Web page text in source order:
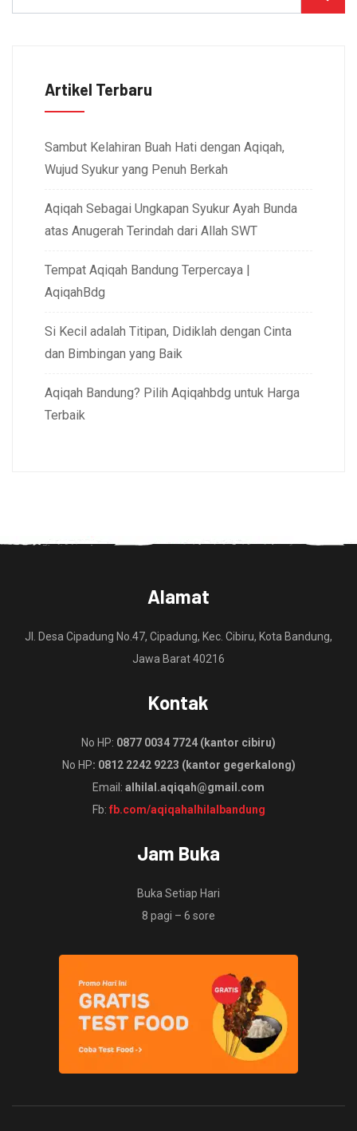
Artikel Terbaru
Sambut Kelahiran Buah Hati dengan Aqiqah,
Wujud Syukur yang Penuh Berkah
Aqiqah Sebagai Ungkapan Syukur Ayah Bunda
atas Anugerah Terindah dari Allah SWT
Tempat Aqiqah Bandung Terpercaya |
AqiqahBdg
Si Kecil adalah Titipan, Didiklah dengan Cinta
dan Bimbingan yang Baik
Aqiqah Bandung? Pilih Aqiqahbdg untuk Harga
Terbaik
Alamat
Jl. Desa Cipadung No.47, Cipadung, Kec. Cibiru, Kota Bandung,
Jawa Barat 40216
Kontak
No HP: 0877 0034 7724 (kantor cibiru)
No HP: 0812 2242 9223 (kantor gegerkalong)
Email: alhilal.aqiqah@gmail.com
Fb: fb.com/aqiqahalhilalbandung
Jam Buka
Buka Setiap Hari
8 pagi – 6 sore